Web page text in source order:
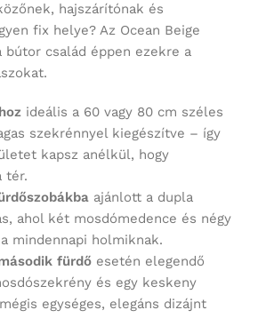
hajszárítónak és
fix helye? Az Ocean Beige
bútor család éppen ezekre a
ideális a 60 vagy 80 cm széles
szekrénnyel kiegészítve – így
kapsz anélkül, hogy
tér.
ajánlott a dupla
ahol két mosdómedence és négy
mindennapi holmiknak.
fürdő esetén elegendő
és egy keskeny
egységes, elegáns dizájnt